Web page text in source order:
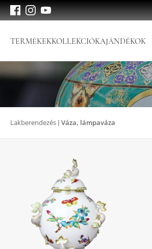
TERMÉKEKKOLLEKCIÓKAJÁNDÉKOK
Lakberendezés Váza, lámpaváza